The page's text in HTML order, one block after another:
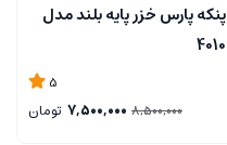
پنکه پارس خزر پایه بلند مدل
4010
5
8,500,000
7,500,000 تومان